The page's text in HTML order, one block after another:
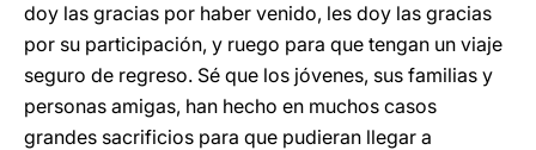
doy las gracias por haber venido, les doy las gracias
por su participación, y ruego para que tengan un viaje
seguro de regreso. Sé que los jóvenes, sus familias y
personas amigas, han hecho en muchos casos
grandes sacrificios para que pudieran llegar a